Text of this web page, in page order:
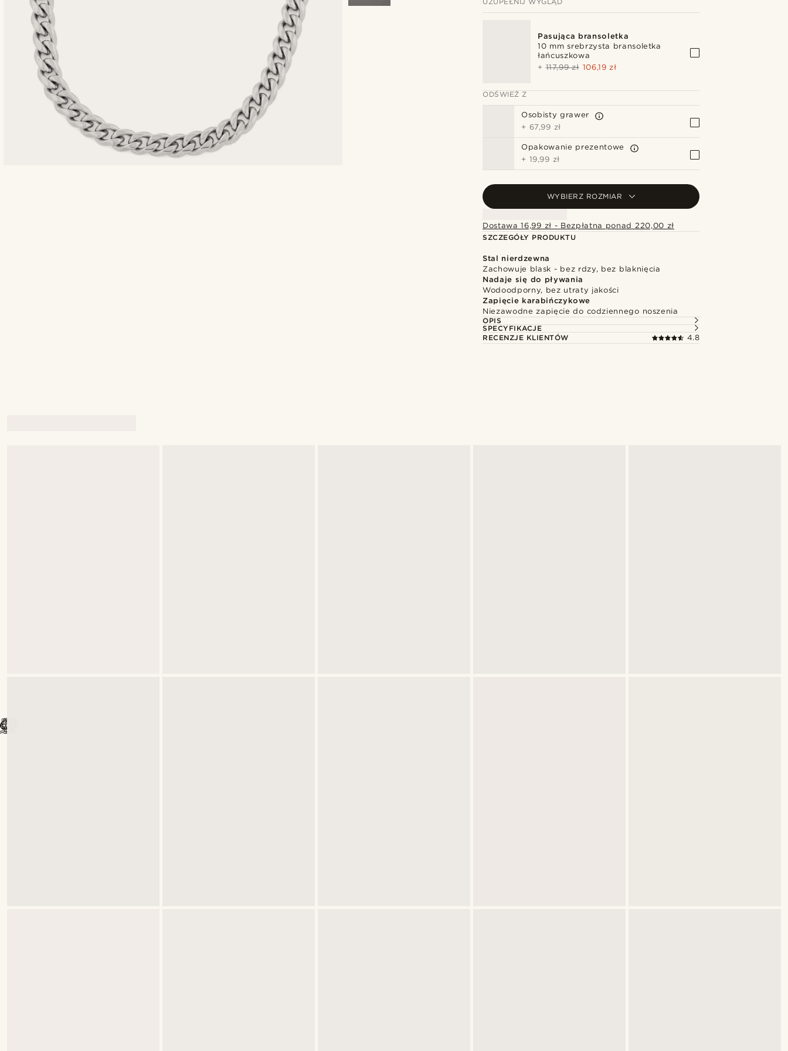
Pasująca bransoletka
10 mm srebrzysta bransoletka
łańcuszkowa
+117,99 zł 106,19 zł
ODŚWIEŻ Z
Osobisty grawer
+ 67,99 zł
Opakowanie prezentowe
+ 19,99 zł
WYBIERZ ROZMIAR
Dostawa 16,99 zł - Bezpłatna ponad 220,00 zł
SZCZEGÓŁY PRODUKTU
Stal nierdzewna
Zachowuje blask - bez rdzy, bez blaknięcia
Nadaje się do pływania
Wodoodporny, bez utraty jakości
Zapięcie karabińczykowe
Niezawodne zapięcie do codziennego noszenia
OPIS
SPECYFIKACJE
RECENZJE KLIENTÓW
4.8